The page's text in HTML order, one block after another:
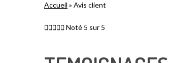
Accueil » Avis client
 Noté 5 sur 5